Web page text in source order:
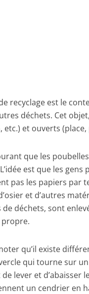
recyclage est le
déchets. Cet
etc.) et ouverts
que les
est que les
pas les papiers par
et d’autres
déchets, sont
propre.
qu’il existe
qui tourne sur
lever et d’abaisser
un cendrier en